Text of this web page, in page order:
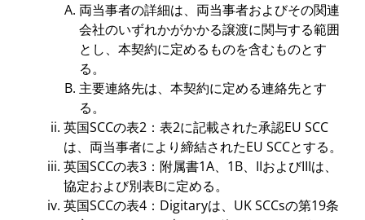
両当事者の詳細は、両当事者およびその関連
会社のいずれかがかかる譲渡に関与する範囲
とし、本契約に定めるものを含むものとす
る。
主要連絡先は、本契約に定める連絡先とす
る。
英国SCCの表2：表2に記載された承認EU SCC
は、両当事者により締結されたEU SCCとする。
英国SCCの表3：附属書1A、1B、IIおよびIIIは、
協定および別表Bに定める。
英国SCCの表4：Digitaryは、UK SCCsの第19条